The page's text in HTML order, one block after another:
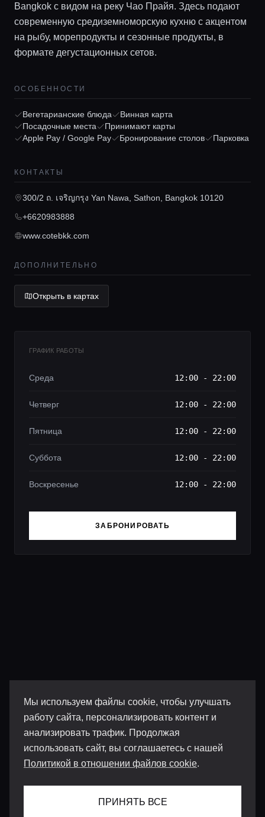
Мы используем файлы cookie, чтобы улучшать
работу сайта, персонализировать контент и
анализировать трафик. Продолжая
использовать сайт, вы соглашаетесь с нашей
Политикой в отношении файлов cookie.
ПРИНЯТЬ ВСЕ
Главная
Локации
Гиды
Консьерж сервис
Lifestyle журнал
Bangkok с видом на реку Чао Прайя. Здесь подают
современную средиземноморскую кухню с акцентом
на рыбу, морепродукты и сезонные продукты, в
формате дегустационных сетов.
ОСОБЕННОСТИ
Вегетарианские блюда
Винная карта
Посадочные места
Принимают карты
Apple Pay / Google Pay
Бронирование столов Парковка
КОНТАКТЫ
300/2 ถ. เจริญกรุง Yan Nawa, Sathon, Bangkok 10120
+6620983888
www.cotebkk.com
ДОПОЛНИТЕЛЬНО
Открыть в картах
ГРАФИК РАБОТЫ
Среда 12:00 - 22:00
Четверг 12:00 - 22:00
Пятница 12:00 - 22:00
Суббота 12:00 - 22:00
Воскресенье 12:00 - 22:00
ЗАБРОНИРОВАТЬ